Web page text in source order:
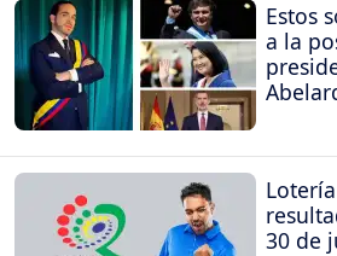
Estos
a la
30 de